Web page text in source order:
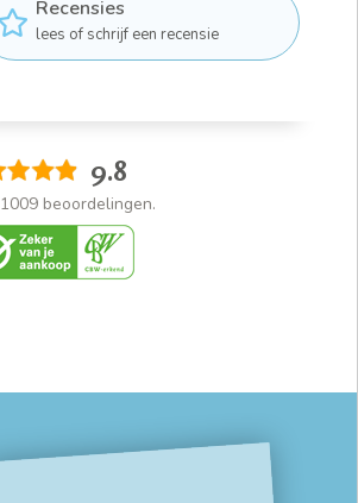
Recensies
lees of schrijf een recensie
9.8
1009 beoordelingen.